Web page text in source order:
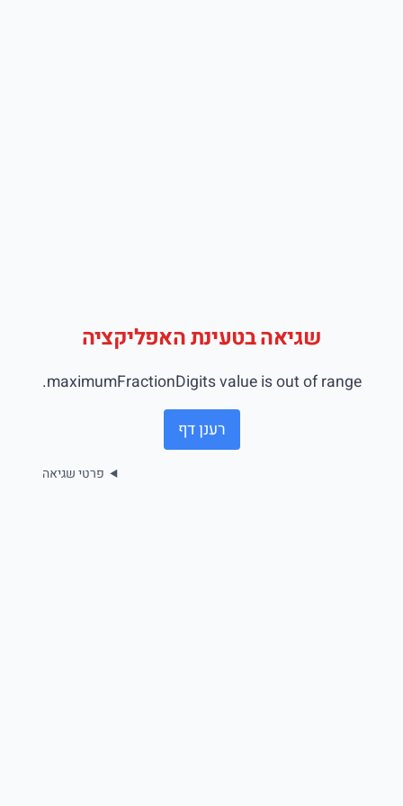
שגיאה בטעינת האפליקציה
maximumFractionDigits value is out of range.
רענן דף
פרטי שגיאה